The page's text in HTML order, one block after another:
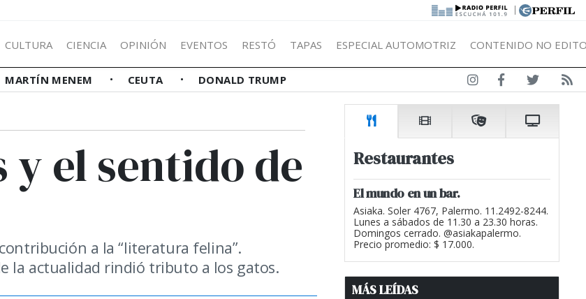
|
CULTURA CIENCIA OPINIÓN EVENTOS RESTÓ TAPAS ESPECIAL AUTOMOTRIZ CONTENIDO NO
MARTÍN MENEM CEUTA DONALD TRUMP
y el sentido de
a la “literatura felina”.
la actualidad rindió tributo a los gatos.
Restaurantes
El mundo en un bar.
Asiaka. Soler 4767, Palermo. 11.2492-8244.
Lunes a sábados de 11.30 a 23.30 horas.
Domingos cerrado. @asiakapalermo.
Precio promedio: $ 17.000.
MÁS LEÍDAS